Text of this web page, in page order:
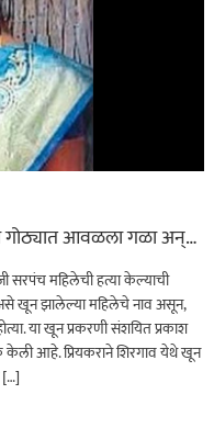
गोठ्यात आवळला गळा अन्…
सरपंच महिलेची हत्या केल्याची
खून झालेल्या महिलेचे नाव असून,
या खून प्रकरणी संशयित प्रकाश
केली आहे. प्रियकराने शिरगाव येथे खून
[…]